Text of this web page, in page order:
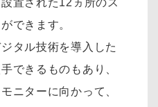
置された12ヵ所のス
できます。
タル技術を導入した
できるものもあり、
ニターに向かって、